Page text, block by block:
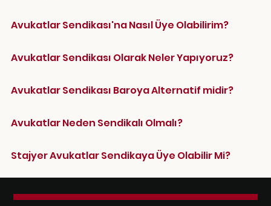
Avukatlar Sendikası'na Nasıl Üye Olabilirim?
Avukatlar Sendikası Olarak Neler Yapıyoruz?
Avukatlar Sendikası Baroya Alternatif midir?
Avukatlar Neden Sendikalı Olmalı?
Stajyer Avukatlar Sendikaya Üye Olabilir Mi?